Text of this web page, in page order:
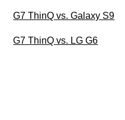
G7 ThinQ vs. Galaxy S9
G7 ThinQ vs. LG G6